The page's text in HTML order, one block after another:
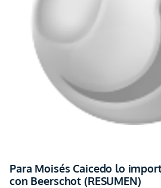
Para Moisés Caicedo lo
con Beerschot (RESUMEN)